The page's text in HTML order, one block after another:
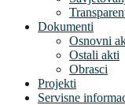
Dokumenti
Osnovni
Ostali akti
Obrasci
Projekti
Servisne